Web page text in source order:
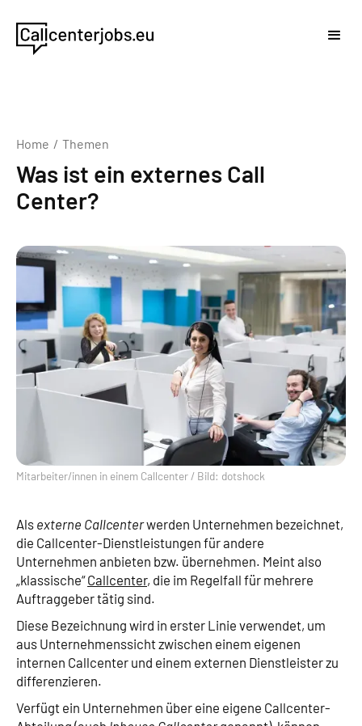
Home / Themen
Was ist ein externes Call
Center?
Mitarbeiter/innen in einem Callcenter / Bild: dotshock
Als externe Callcenterwerden Unternehmen bezeichnet,
die Callcenter-Dienstleistungen für andere
Unternehmen anbieten bzw. übernehmen. Meint also
„klassische“Callcenter, die im Regelfall für mehrere
Auftraggeber tätig sind.
Diese Bezeichnung wird in erster Linie verwendet, um
aus Unternehmens­sicht zwischen einem eigenen
internen Callcenter und einem externen Dienstleister zu
differenzieren.
Verfügt ein Unternehmen über eine eigene Callcenter-